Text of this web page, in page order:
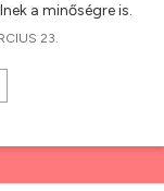
a minőségre is.
23.